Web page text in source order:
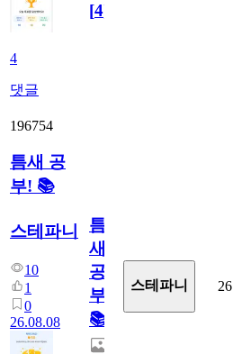
4
댓글
[4]
196754
틈새 공
부! 📚
스테파니
10
1
0
26.08.08
틈
새
공
부!
📚
스테파니